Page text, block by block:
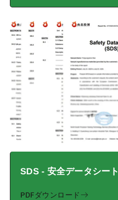
SDS - 安全データシート
PDFダウンロード